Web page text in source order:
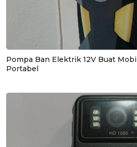
Pompa Ban Elektrik 12V Buat
Portabel